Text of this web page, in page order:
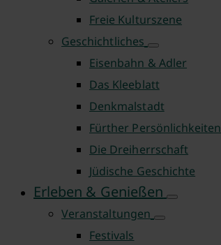
Freie Kulturszene
Geschichtliches
Eisenbahn & Adler
Das Kleeblatt
Denkmalstadt
Fürther Persönlichkeiten
Die Dreiherrschaft
Jüdische Geschichte
Erleben & Genießen
Veranstaltungen
Festivals